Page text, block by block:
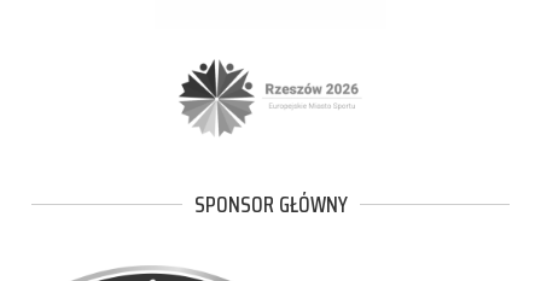
SPONSOR GŁÓWNY